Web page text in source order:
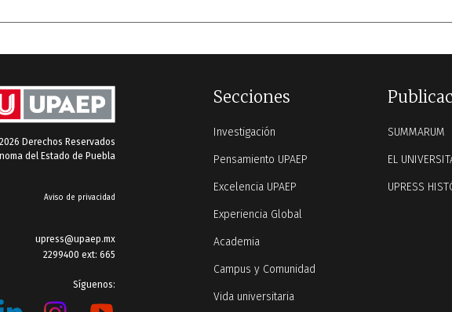
México
Derechos Reservados
del Estado de Puebla
Aviso de privacidad
upress@upaep.mx
2299400 ext: 665
Síguenos:
Secciones
Investigación
Pensamiento UPAEP
Excelencia UPAEP
Experiencia Global
Academia
Campus y Comunidad
Vida universitaria
SUMMARUM
EL
UPRESS